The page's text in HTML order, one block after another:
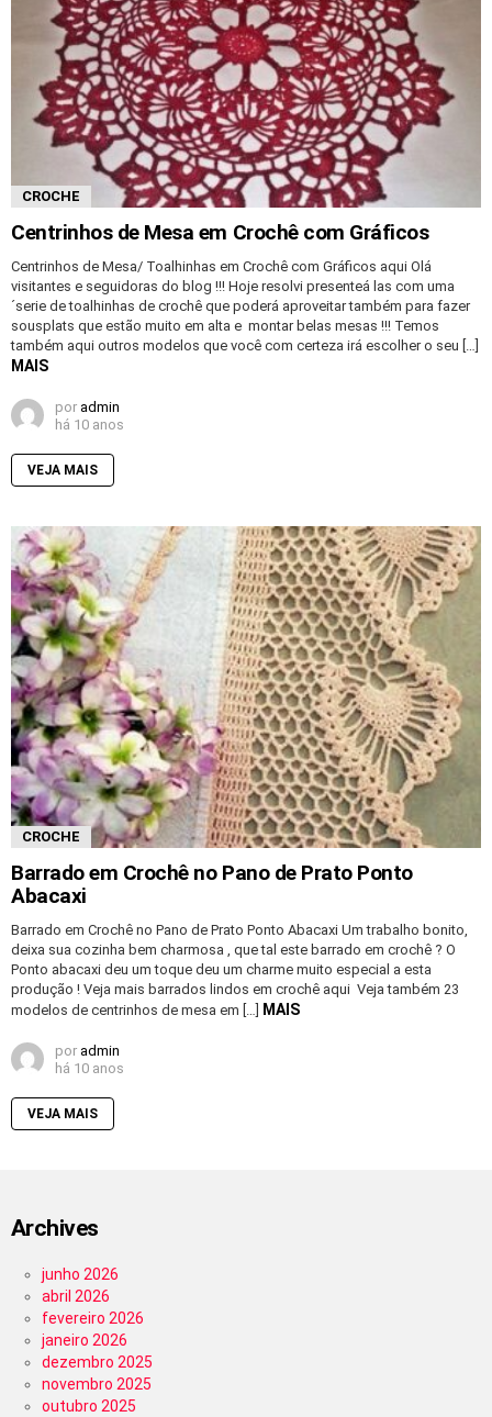
CROCHE
Centrinhos de Mesa em Crochê com Gráficos
Centrinhos de Mesa/ Toalhinhas em Crochê com Gráficos aqui Olá
visitantes e seguidoras do blog !!! Hoje resolvi presenteá las com uma
´serie de toalhinhas de crochê que poderá aproveitar também para fazer
sousplats que estão muito em alta e montar belas mesas !!! Temos
também aqui outros modelos que você com certeza irá escolher o seu […]
MAIS
por admin
há 10 anos
VEJA MAIS
CROCHE
Barrado em Crochê no Pano de Prato Ponto
Abacaxi
Barrado em Crochê no Pano de Prato Ponto Abacaxi Um trabalho bonito,
deixa sua cozinha bem charmosa , que tal este barrado em crochê ? O
Ponto abacaxi deu um toque deu um charme muito especial a esta
produção ! Veja mais barrados lindos em crochê aqui Veja também 23
modelos de centrinhos de mesa em […] MAIS
por admin
há 10 anos
VEJA MAIS
Archives
junho 2026
abril 2026
fevereiro 2026
janeiro 2026
dezembro 2025
novembro 2025
outubro 2025